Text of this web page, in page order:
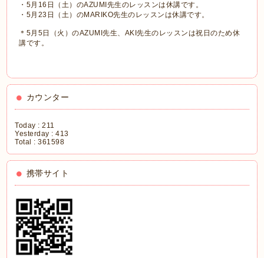
・5月16日（土）のAZUMI先生のレッスンは休講です。
・5月23日（土）のMARIKO先生のレッスンは休講です。
＊5月5日（火）のAZUMI先生、AKI先生のレッスンは祝日のため休
講です。
カウンター
Today :211
Yesterday :413
Total :361598
携帯サイト